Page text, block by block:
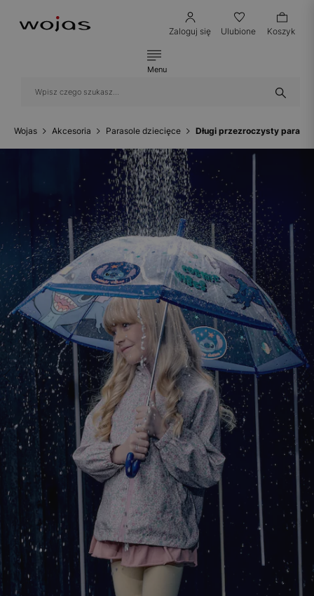
Zaloguj się Ulubione Koszyk
Menu
Wojas Akcesoria Parasole dziecięce Długi przezroczysty